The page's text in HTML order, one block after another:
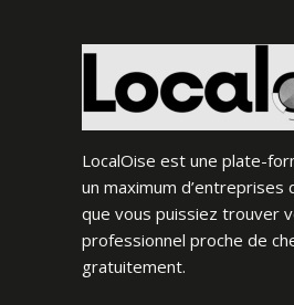
LocalOise est une plate-
un maximum d’entreprises
que vous puissiez trouver
professionnel proche de
gratuitement.